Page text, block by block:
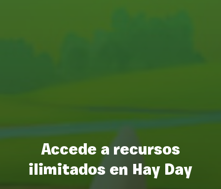
Accede a recursos
ilimitados en Hay Day